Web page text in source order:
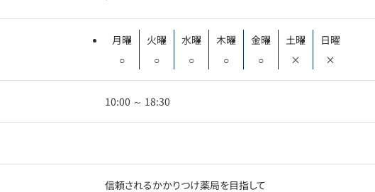
月曜
○
火曜
○
水曜
○
木曜
○
金曜
○
土曜
×
日曜
×
10:00 ～ 18:30
信頼されるかかりつけ薬局を目指して